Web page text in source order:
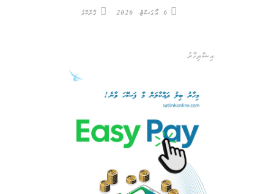
6 އޯގަސްޓް، 2026 ގޮށްކޮޅު
އިޝްތިހާރު